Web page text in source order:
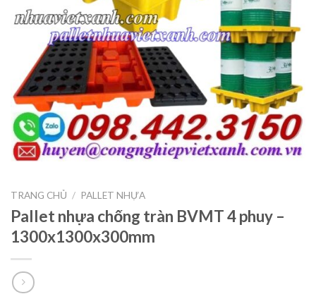
TRANG CHỦ / PALLET NHỰA
Pallet nhựa chống tràn BVMT 4 phuy –
1300x1300x300mm